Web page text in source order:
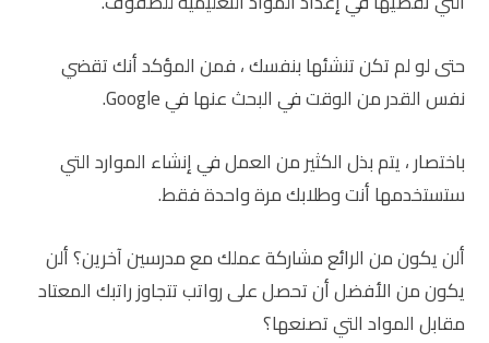
حتى لو لم تكن تنشئها بنفسك ، فمن المؤكد أنك تقضي
نفس القدر من الوقت في البحث عنها في Google.
باختصار ، يتم بذل الكثير من العمل في إنشاء الموارد التي
ستستخدمها أنت وطلابك مرة واحدة فقط.
ألن يكون من الرائع مشاركة عملك مع مدرسين آخرين؟ ألن
يكون من الأفضل أن تحصل على رواتب تتجاوز راتبك المعتاد
مقابل المواد التي تصنعها؟